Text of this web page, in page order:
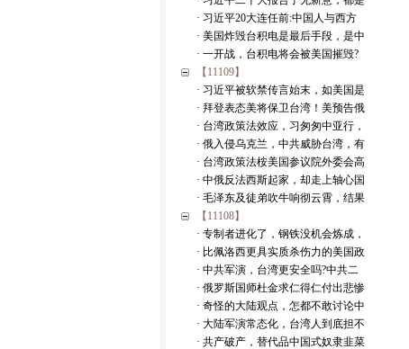
· 习近平20大连任前:中国人与西方
· 美国炸毁台积电是最后手段，是中
· 一开战，台积电将会被美国摧毁?
【11109】
· 习近平被软禁传言始末，如美国是
· 拜登表态美将保卫台湾！美预告俄
· 台湾政策法效应，习匆匆中亚行，
· 俄入侵乌克兰，中共威胁台湾，有
· 台湾政策法桉美国参议院外委会高
· 中俄反法西斯起家，却走上轴心国
· 毛泽东及徒弟吹牛响彻云霄，结果
【11108】
· 专制者进化了，钢铁没机会炼成，
· 比佩洛西更具实质杀伤力的美国政
· 中共军演，台湾更安全吗?中共二
· 俄罗斯国师杜金求仁得仁付出悲惨
· 奇怪的大陆观点，怎都不敢讨论中
· 大陆军演常态化，台湾人到底担不
· 共产破产，替代品中国式奴隶韭菜